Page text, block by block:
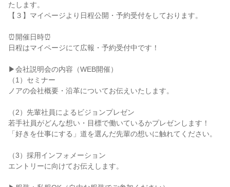
たします。
【３】マイページより日程公開・予約受付をしております。
⏰開催日時⏰
日程はマイページにて広報・予約受付中です！
▶会社説明会の内容（WEB開催）
（1）セミナー
ノアの会社概要・沿革についてお伝えいたします。
（2）先輩社員によるビジョンプレゼン
若手社員がどんな想い・目標で働いているかプレゼンします！
「好きを仕事にする」道を選んだ先輩の想いに触れてください。
（3）採用インフォメーション
エントリーに向けてお伝えします。